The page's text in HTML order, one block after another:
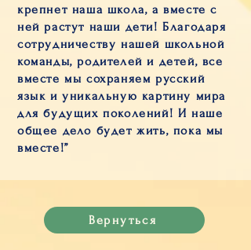
крепнет наша школа, а вместе с
ней растут наши дети! Благодаря
сотрудничеству нашей школьной
команды, родителей и детей, все
вместе мы сохраняем русский
язык и уникальную картину мира
для будущих поколений! И наше
общее дело будет жить, пока мы
вместе!”
Вернуться